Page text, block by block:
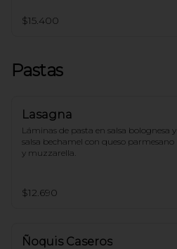
$15.400
Pastas
Lasagna
Láminas de pasta en salsa bolognesa y
salsa bechamel con queso parmesano
y muzzarella.
$12.690
Ñoquis Caseros